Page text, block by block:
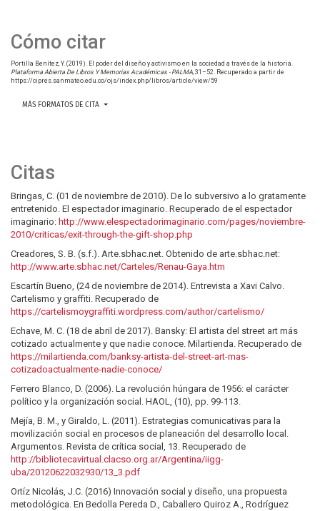
Cómo citar
Portilla Benítez, Y. (2019). El poder del diseño y activismo en la sociedad a través de la historia.
Plataforma Abierta De Libros Y Memorias Académicas - PALMA, 31–52. Recuperado a partir de
https://cipres.sanmateo.edu.co/ojs/index.php/libros/article/view/59
MÁS FORMATOS DE CITA
Citas
Bringas, C. (01 de noviembre de 2010). De lo subversivo a lo gratamente
entretenido. El espectador imaginario. Recuperado de el espectador
imaginario: http://www.elespectadorimaginario.com/pages/noviembre-
2010/criticas/exit-through-the-gift-shop.php
Creadores, S. B. (s.f.). Arte.sbhac.net. Obtenido de arte.sbhac.net:
http://www.arte.sbhac.net/Carteles/Renau-Gaya.htm
Escartín Bueno, (24 de noviembre de 2014). Entrevista a Xavi Calvo.
Cartelismo y graffiti. Recuperado de
https://cartelismoygraffiti.wordpress.com/author/cartelismo/
Echave, M. C. (18 de abril de 2017). Bansky: El artista del street art más
cotizado actualmente y que nadie conoce. Milartienda. Recuperado de
https://milartienda.com/banksy-artista-del-street-art-mas-
cotizadoactualmente-nadie-conoce/
Ferrero Blanco, D. (2006). La revolución húngara de 1956: el carácter
político y la organización social. HAOL, (10), pp. 99-113.
Mejía, B. M., y Giraldo, L. (2011). Estrategias comunicativas para la
movilización social en procesos de planeación del desarrollo local.
Argumentos. Revista de crítica social, 13. Recuperado de
http://bibliotecavirtual.clacso.org.ar/Argentina/iigg-
uba/20120622032930/13_3.pdf
Ortíz Nicolás, J.C. (2016) Innovación social y diseño, una propuesta
metodológica. En Bedolla Pereda D., Caballero Quiroz A., Rodríguez